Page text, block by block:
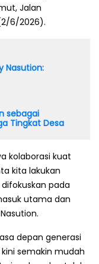
Jalan
6/2026).
Nasution:
sebagai
Tingkat Desa
kolaborasi kuat
kita lakukan
pada
utama dan
depan generasi
semakin mudah